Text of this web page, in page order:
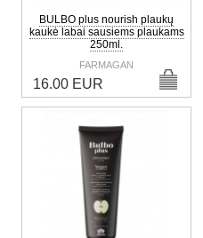
BULBO plus nourish plaukų
kaukė labai sausiems plaukams
250ml.
FARMAGAN
16.00 EUR